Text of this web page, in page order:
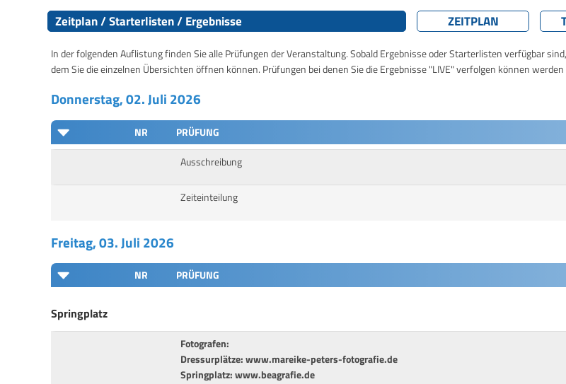
Zeitplan / Starterlisten / Ergebnisse ZEITPLAN
In der folgenden Auflistung finden Sie alle Prüfungen der Veranstaltung. Sobald Ergebnisse oder Starterlisten verfügbar
dem Sie die einzelnen Übersichten öffnen können. Prüfungen bei denen Sie die Ergebnisse "LIVE" verfolgen können
Donnerstag, 02. Juli 2026
NR PRÜFUNG
Ausschreibung
Zeiteinteilung
Freitag, 03. Juli 2026
NR PRÜFUNG
Springplatz
Fotografen:
Dressurplätze: www.mareike-peters-fotografie.de
Springplatz: www.beagrafie.de